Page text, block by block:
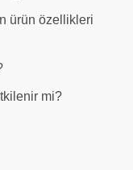
ürün özellikleri
mi?